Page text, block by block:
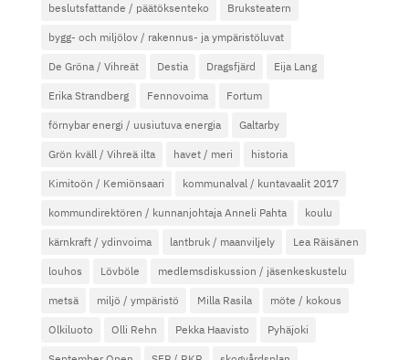
beslutsfattande / päätöksenteko Bruksteatern
bygg- och miljölov / rakennus- ja ympäristöluvat
De Gröna / Vihreät Destia Dragsfjärd Eija Lang
Erika Strandberg Fennovoima Fortum
förnybar energi / uusiutuva energia Galtarby
Grön kväll / Vihreä ilta havet / meri historia
Kimitoön / Kemiönsaari kommunalval / kuntavaalit 2017
kommundirektören / kunnanjohtaja Anneli Pahta koulu
kärnkraft / ydinvoima lantbruk / maanviljely Lea Räisänen
louhos Lövböle medlemsdiskussion / jäsenkeskustelu
metsä miljö / ympäristö Milla Rasila möte / kokous
Olkiluoto Olli Rehn Pekka Haavisto Pyhäjoki